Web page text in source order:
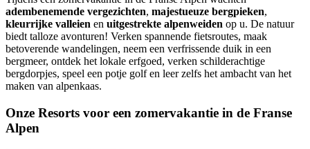
adembenemende vergezichten, majestueuze bergpieken,
kleurrijke valleien en uitgestrekte alpenweiden op u. De natuur
biedt talloze avonturen! Verken spannende fietsroutes, maak
betoverende wandelingen, neem een verfrissende duik in een
bergmeer, ontdek het lokale erfgoed, verken schilderachtige
bergdorpjes, speel een potje golf en leer zelfs het ambacht van het
maken van alpenkaas.
Onze Resorts voor een zomervakantie in de Franse
Alpen